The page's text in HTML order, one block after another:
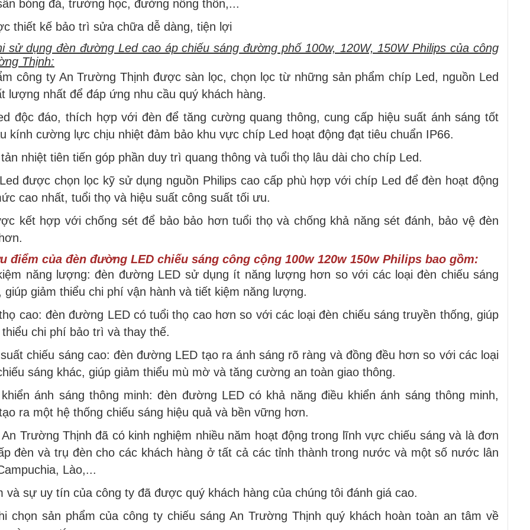
bóng đá, trường học, đường nông thôn,...
thiết kế bảo trì sửa chữa dễ dàng, tiện lợi
sử dụng đèn đường Led cao áp chiếu sáng đường phố 100w, 120W, 150W Philips của công
Thịnh:
công ty An Trường Thịnh được sàn lọc, chọn lọc từ những sản phẩm chíp Led, nguồn Led
lượng nhất để đáp ứng nhu cầu quý khách hàng.
độc đáo, thích hợp với đèn để tăng cường quang thông, cung cấp hiệu suất ánh sáng tốt
kính cường lực chịu nhiệt đảm bảo khu vực chíp Led hoạt động đạt tiêu chuẩn IP66.
nhiệt tiên tiến góp phần duy trì quang thông và tuổi thọ lâu dài cho chíp Led.
được chọn lọc kỹ sử dụng nguồn Philips cao cấp phù hợp với chíp Led để đèn hoạt động
cao nhất, tuổi thọ và hiệu suất công suất tối ưu.
kết hợp với chống sét để bảo bảo hơn tuổi thọ và chống khả năng sét đánh, bảo vệ đèn
điểm của đèn đường LED chiếu sáng công cộng 100w 120w 150w Philips bao gồm:
năng lượng: đèn đường LED sử dụng ít năng lượng hơn so với các loại đèn chiếu sáng
giúp giảm thiểu chi phí vận hành và tiết kiệm năng lượng.
cao: đèn đường LED có tuổi thọ cao hơn so với các loại đèn chiếu sáng truyền thống, giúp
chi phí bảo trì và thay thế.
chiếu sáng cao: đèn đường LED tạo ra ánh sáng rõ ràng và đồng đều hơn so với các loại
sáng khác, giúp giảm thiểu mù mờ và tăng cường an toàn giao thông.
ánh sáng thông minh: đèn đường LED có khả năng điều khiển ánh sáng thông minh,
ra một hệ thống chiếu sáng hiệu quả và bền vững hơn.
Trường Thịnh đã có kinh nghiệm nhiều năm hoạt động trong lĩnh vực chiếu sáng và là đơn
đèn và trụ đèn cho các khách hàng ở tất cả các tỉnh thành trong nước và một số nước lân
Lào,...
và sự uy tín của công ty đã được quý khách hàng của chúng tôi đánh giá cao.
chọn sản phẩm của công ty chiếu sáng An Trường Thịnh quý khách hoàn toàn an tâm về